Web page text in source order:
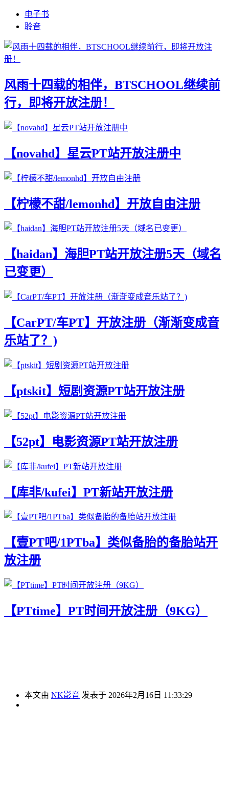
电子书
聆音
风雨十四载的相伴，BTSCHOOL继续前
行，即将开放注册！
【novahd】星云PT站开放注册中
【柠檬不甜/lemonhd】开放自由注册
【haidan】海胆PT站开放注册5天（域名
已变更）
【CarPT/车PT】开放注册（渐渐变成音
乐站了？)
【ptskit】短剧资源PT站开放注册
【52pt】电影资源PT站开放注册
【库非/kufei】PT新站开放注册
【壹PT吧/1PTba】类似备胎的备胎站开
放注册
【PTtime】PT时间开放注册（9KG）
本文由 NK影音 发表于 2026年2月16日 11:33:29